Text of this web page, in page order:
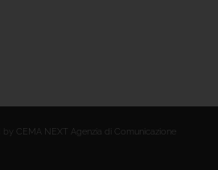
CEMA NEXT Agenzia di Comunicazione